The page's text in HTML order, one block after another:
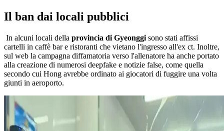
Il ban dai locali pubblici
In alcuni locali della provincia di Gyeonggi sono stati affissi
cartelli in caffè bar e ristoranti che vietano l'ingresso all'ex ct. Inoltre,
sul web la campagna diffamatoria verso l'allenatore ha anche portato
alla creazione di numerosi deepfake e notizie false, come quella
secondo cui Hong avrebbe ordinato ai giocatori di fuggire una volta
giunti in aeroporto.